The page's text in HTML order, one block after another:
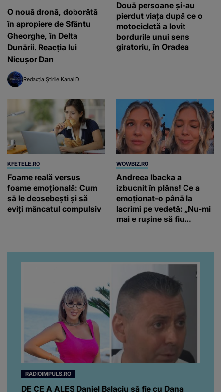
O nouă dronă, doborâtă
în apropiere de Sfântu
Gheorghe, în Delta
Dunării. Reacția lui
Nicușor Dan
Redacția Știrile Kanal D
Două persoane și-au
pierdut viața după ce o
motocicletă a lovit
bordurile unui sens
giratoriu, în Oradea
KFETELE.RO
Foame reală versus
foame emoțională: Cum
să le deosebești și să
eviți mâncatul compulsiv
WOWBIZ.RO
Andreea Ibacka a
izbucnit în plâns! Ce a
emoționat-o până la
lacrimi pe vedetă: „Nu-mi
mai e rușine să fiu
RADIOIMPULS.RO
DE CE A ALES Daniel Balaciu să fie cu Dana